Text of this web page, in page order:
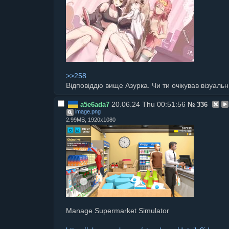
>>258
Відповіддю вище Азурка. Чи ти очікував
a5e6ada7 20.06.24 Thu 00:51:56 № 336
image png
2.99MB, 1920x1080
Manage Supermarket Simulator